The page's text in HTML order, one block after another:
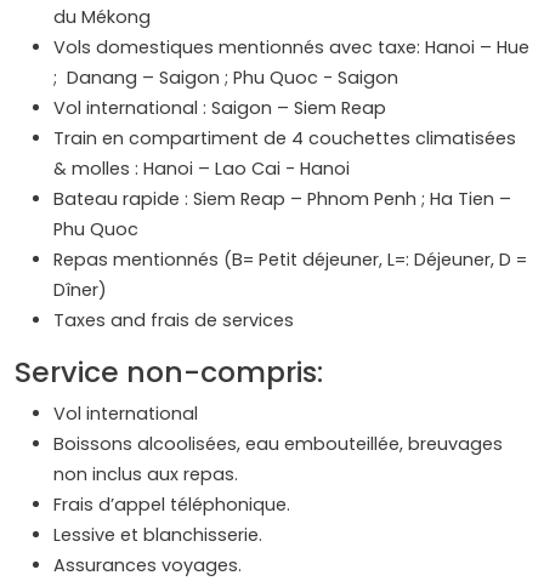
du Mékong
Vols domestiques mentionnés avec taxe: Hanoi – Hue
; Danang – Saigon ; Phu Quoc - Saigon
Vol international : Saigon – Siem Reap
Train en compartiment de 4 couchettes climatisées
& molles : Hanoi – Lao Cai - Hanoi
Bateau rapide : Siem Reap – Phnom Penh ; Ha Tien –
Phu Quoc
Repas mentionnés (B= Petit déjeuner, L=: Déjeuner, D =
Dîner)
Taxes and frais de services
Service non-compris:
Vol international
Boissons alcoolisées, eau embouteillée, breuvages
non inclus aux repas.
Frais d’appel téléphonique.
Lessive et blanchisserie.
Assurances voyages.